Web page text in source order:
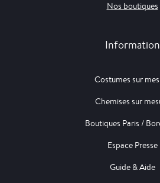
Nos boutiques
Information
Costumes sur
Chemises sur
Boutiques Paris /
Espace Presse
Guide & Aide